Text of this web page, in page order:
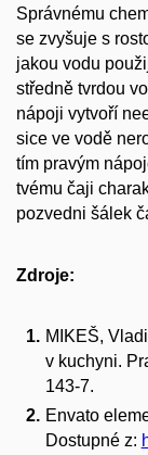
Správnému
se zvyšuje s
jakou vodu
středně tvrdou
nápoji vytvoří
sice ve vodě
tím pravým
tvému čaji
pozvedni šálek
Zdroje:
MIKEŠ,
v kuchyni.
143-7.
Envato
Dostupné z: